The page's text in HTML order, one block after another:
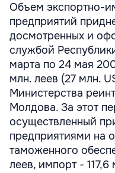
Объем экспортно-
предприятий
досмотренных и
службой
марта по 24 мая
млн. леев (27 млн.
Министерства
Молдова. За этот
осуществленный
предприятиями на
таможенного
леев, импорт - 117,6